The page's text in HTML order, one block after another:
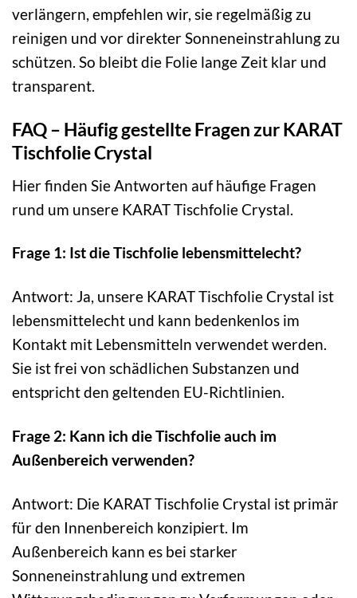
verlängern, empfehlen wir, sie regelmäßig zu
reinigen und vor direkter Sonneneinstrahlung zu
schützen. So bleibt die Folie lange Zeit klar und
transparent.
FAQ – Häufig gestellte Fragen zur KARAT
Tischfolie Crystal
Hier finden Sie Antworten auf häufige Fragen
rund um unsere KARAT Tischfolie Crystal.
Frage 1: Ist die Tischfolie lebensmittelecht?
Antwort: Ja, unsere KARAT Tischfolie Crystal ist
lebensmittelecht und kann bedenkenlos im
Kontakt mit Lebensmitteln verwendet werden.
Sie ist frei von schädlichen Substanzen und
entspricht den geltenden EU-Richtlinien.
Frage 2: Kann ich die Tischfolie auch im
Außenbereich verwenden?
Antwort: Die KARAT Tischfolie Crystal ist primär
für den Innenbereich konzipiert. Im
Außenbereich kann es bei starker
Sonneneinstrahlung und extremen